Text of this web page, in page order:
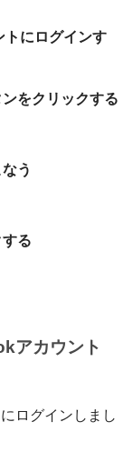
にログインす
をクリックする
う
る
アカウント
ログインしまし